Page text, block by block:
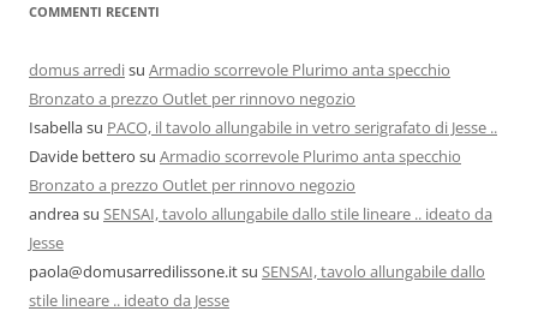
COMMENTI RECENTI
domus arredisu Armadio scorrevole Plurimo anta specchio
Bronzato a prezzo Outlet per rinnovo negozio
Isabellasu PACO, il tavolo allungabile in vetro serigrafato di Jesse ..
Davide bettero su Armadio scorrevole Plurimo anta specchio
Bronzato a prezzo Outlet per rinnovo negozio
andreasu SENSAI, tavolo allungabile dallo stile lineare .. ideato da
Jesse
paola@domusarredilissone.itsu SENSAI, tavolo allungabile dallo
stile lineare .. ideato da Jesse